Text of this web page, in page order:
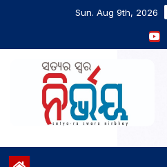
Sun. Aug 9th, 2026